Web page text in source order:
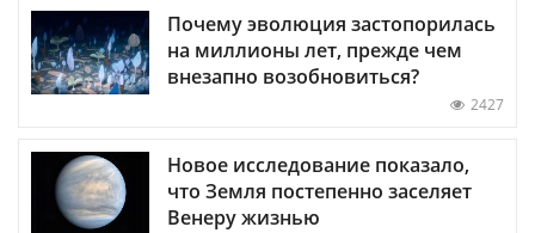
Почему эволюция застопорилась
на миллионы лет, прежде чем
внезапно возобновиться?
2427
Новое исследование показало,
что Земля постепенно заселяет
Венеру жизнью